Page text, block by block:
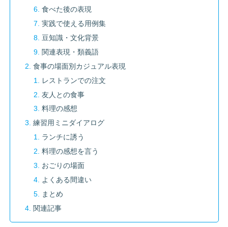
食べた後の表現
実践で使える用例集
豆知識・文化背景
関連表現・類義語
食事の場面別カジュアル表現
レストランでの注文
友人との食事
料理の感想
練習用ミニダイアログ
ランチに誘う
料理の感想を言う
おごりの場面
よくある間違い
まとめ
関連記事